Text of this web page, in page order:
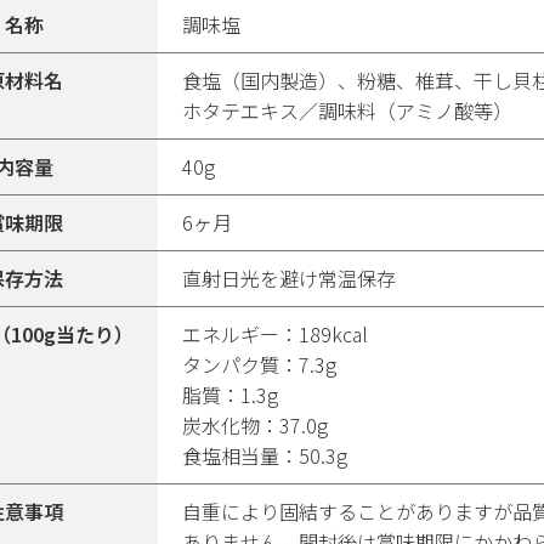
名称
調味塩
料名
食塩（国内製造）、粉糖、椎茸、干し貝
ホタテエキス／調味料（アミノ酸等）
容量
40g
期限
6ヶ月
方法
直射日光を避け常温保存
100g当たり）
エネルギー：189kcal
タンパク質：7.3g
脂質：1.3g
炭水化物：37.0g
食塩相当量：50.3g
事項
自重により固結することがありますが品